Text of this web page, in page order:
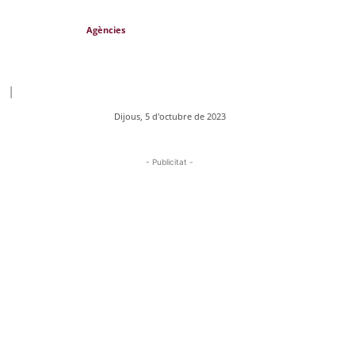
Agències
|
Dijous, 5 d'octubre de 2023
- Publicitat -